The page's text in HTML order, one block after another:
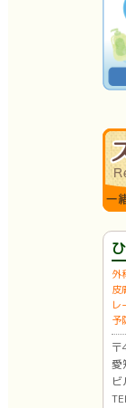
外
皮
レ
予
愛